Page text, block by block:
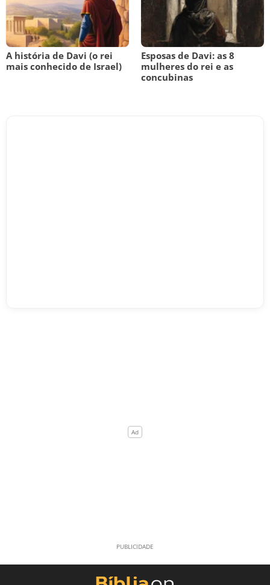
A história de Davi (o rei
mais conhecido de Israel)
Esposas de Davi: as 8
mulheres do rei e as
concubinas